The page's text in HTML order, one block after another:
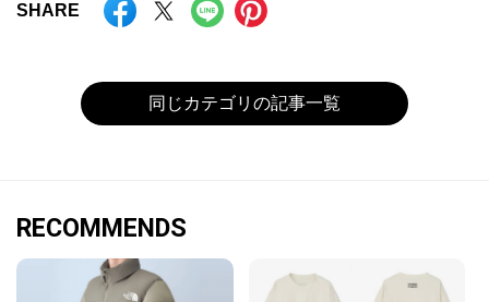
SHARE
同じカテゴリの記事一覧
RECOMMENDS